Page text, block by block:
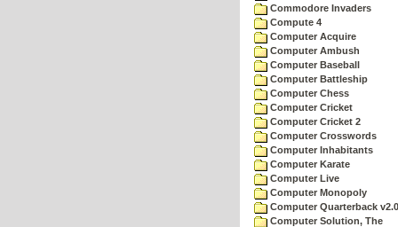
Commodore Invaders
Compute 4
Computer Acquire
Computer Ambush
Computer Baseball
Computer Battleship
Computer Chess
Computer Cricket
Computer Cricket 2
Computer Crosswords
Computer Inhabitants
Computer Karate
Computer Live
Computer Monopoly
Computer Quarterback v2.0
Computer Solution, The